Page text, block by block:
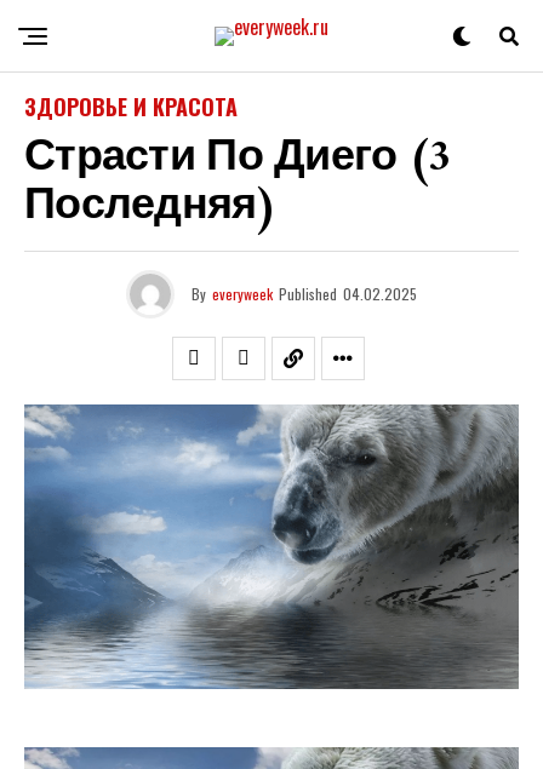
ЗДОРОВЬЕ И КРАСОТА
Страсти По Диего (3
Последняя)
By everyweek Published 04.02.2025